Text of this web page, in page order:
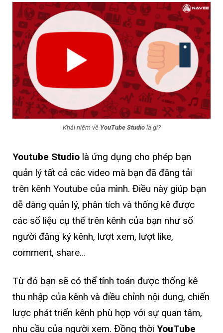
Khái niệm về YouTube Studiolà gì?
Youtube Studio là ứng dụng cho phép bạn
quản lý tất cả các video mà bạn đã đăng tải
trên kênh Youtube của mình. Điều này giúp bạn
dễ dàng quản lý, phân tích và thống kê được
các số liệu cụ thể trên kênh của bạn như số
người đăng ký kênh, lượt xem, lượt like,
comment, share…
Từ đó bạn sẽ có thể tính toán được thống kê
thu nhập của kênh và điều chỉnh nội dung, chiến
lược phát triển kênh phù hợp với sự quan tâm,
nhu cầu của người xem. Đồng thời YouTube